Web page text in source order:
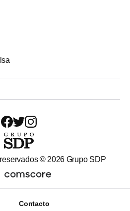
© 2026 Grupo SDP
Contacto